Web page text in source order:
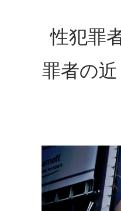
性犯罪
罪者の